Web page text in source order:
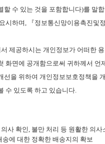
할 수 있는 것을 포함합니다)를 말
시하며,
『정보통신망이용촉진및
제공하시는 개인정보가 어떠한
화면에 공개함으로써 귀하께서
선을 위하여 개인정보보호정책을
수 있도록 하고 있습니다.
사 확인, 불만 처리 등 원활한 의사
송에 대한 정확한 배송지의 확보